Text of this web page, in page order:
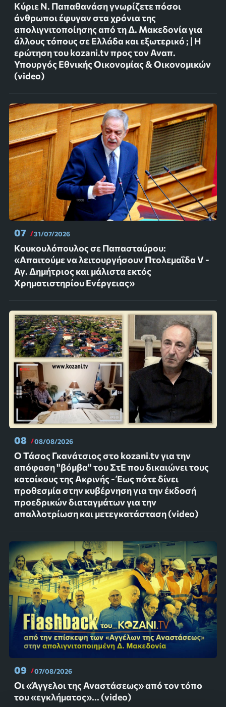
Κύριε Ν. Παπαθανάση γνωρίζετε πόσοι
άνθρωποι έφυγαν στα χρόνια της
απολιγνιτοποίησης από τη Δ. Μακεδονία για
άλλους τόπους σε Ελλάδα και εξωτερικό ; | Η
ερώτηση του kozani.tv προς τον Αναπ.
Υπουργός Εθνικής Οικονομίας & Οικονομικών
(video)
07 31/07/2026
Κουκουλόπουλος σε Παπασταύρου:
«Απαιτούμε να λειτουργήσουν Πτολεμαΐδα V -
Αγ. Δημήτριος και μάλιστα εκτός
Χρηματιστηρίου Ενέργειας»
08 08/08/2026
Ο Τάσος Γκανάτσιος στο kozani.tv για την
απόφαση "βόμβα" του ΣτΕ που δικαιώνει τους
κατοίκους της Ακρινής - Έως πότε δίνει
προθεσμία στην κυβέρνηση για την έκδοσή
προεδρικών διαταγμάτων για την
απαλλοτρίωση και μετεγκατάσταση (video)
09 07/08/2026
Οι «Άγγελοι της Αναστάσεως» από τον τόπο
του «εγκλήματος»... (video)